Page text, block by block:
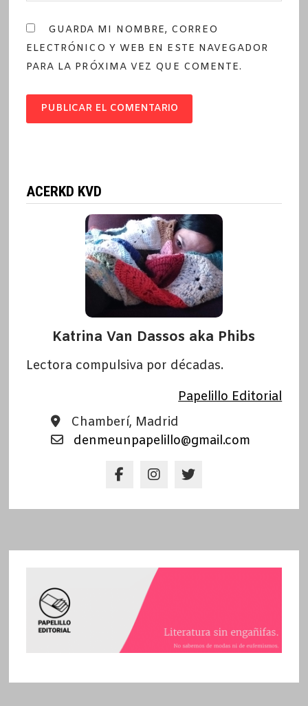
GUARDA MI NOMBRE, CORREO
ELECTRÓNICO Y WEB EN ESTE NAVEGADOR
PARA LA PRÓXIMA VEZ QUE COMENTE.
ACERKD KVD
Katrina Van Dassos aka Phibs
Lectora compulsiva por décadas.
Papelillo Editorial
Chamberí, Madrid
denmeunpapelillo@gmail.com